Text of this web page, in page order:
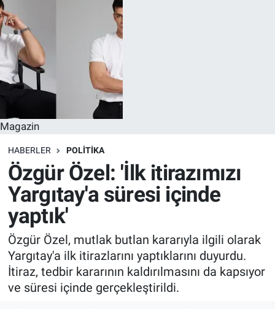
Magazin
HABERLER POLITIKA
Özgür Özel: 'İlk itirazımızı
Yargıtay'a süresi içinde
yaptık'
Özgür Özel, mutlak butlan kararıyla ilgili olarak
Yargıtay'a ilk itirazlarını yaptıklarını duyurdu.
İtiraz, tedbir kararının kaldırılmasını da kapsıyor
ve süresi içinde gerçekleştirildi.